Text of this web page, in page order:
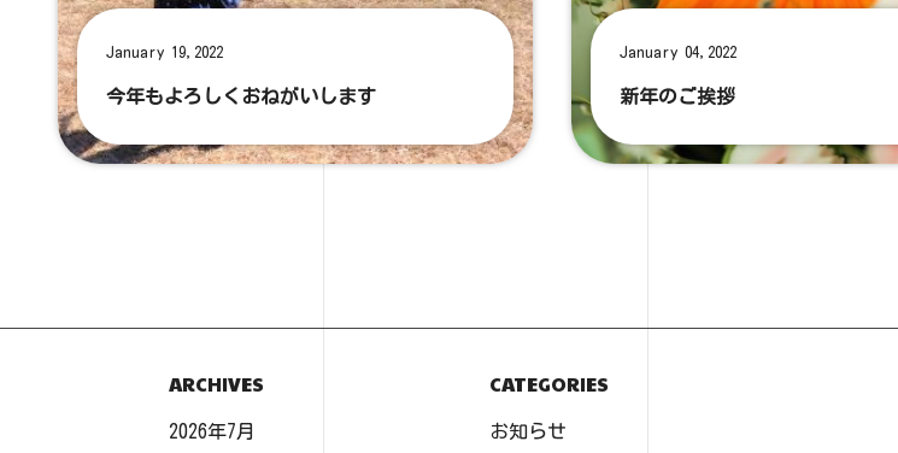
January 19,2022
今年もよろしくおねがいします
January 04,2022
新年のご挨拶
ARCHIVES
2026年7月
CATEGORIES
お知らせ